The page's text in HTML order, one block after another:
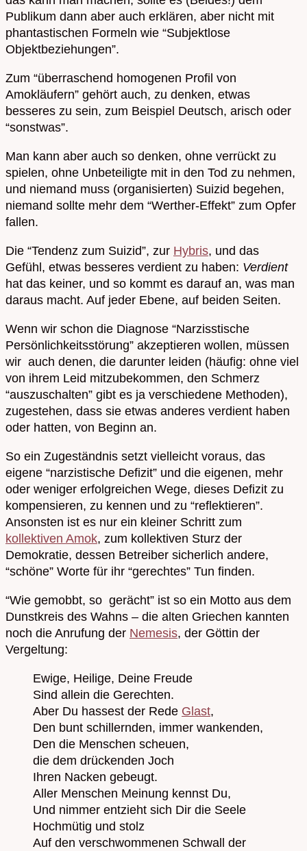
Publikum dann aber auch erklären, aber nicht mit
phantastischen Formeln wie “Subjektlose
Objektbeziehungen”.
Zum “überraschend homogenen Profil von
Amokläufern” gehört auch, zu denken, etwas
besseres zu sein, zum Beispiel Deutsch, arisch oder
“sonstwas”.
Man kann aber auch so denken, ohne verrückt zu
spielen, ohne Unbeteiligte mit in den Tod zu nehmen,
und niemand muss (organisierten) Suizid begehen,
niemand sollte mehr dem “Werther-Effekt” zum Opfer
fallen.
Die “Tendenz zum Suizid”, zur Hybris, und das
Gefühl, etwas besseres verdient zu haben: Verdient
hat das keiner, und so kommt es darauf an, was man
daraus macht. Auf jeder Ebene, auf beiden Seiten.
Wenn wir schon die Diagnose “Narzisstische
Persönlichkeitsstörung” akzeptieren wollen, müssen
wir auch denen, die darunter leiden (häufig: ohne viel
von ihrem Leid mitzubekommen, den Schmerz
“auszuschalten” gibt es ja verschiedene Methoden),
zugestehen, dass sie etwas anderes verdient haben
oder hatten, von Beginn an.
So ein Zugeständnis setzt vielleicht voraus, das
eigene “narzistische Defizit” und die eigenen, mehr
oder weniger erfolgreichen Wege, dieses Defizit zu
kompensieren, zu kennen und zu “reflektieren”.
Ansonsten ist es nur ein kleiner Schritt zum
kollektiven Amok, zum kollektiven Sturz der
Demokratie, dessen Betreiber sicherlich andere,
“schöne” Worte für ihr “gerechtes” Tun finden.
“Wie gemobbt, so gerächt” ist so ein Motto aus dem
Dunstkreis des Wahns – die alten Griechen kannten
noch die Anrufung der Nemesis, der Göttin der
Vergeltung:
Ewige, Heilige, Deine Freude
Sind allein die Gerechten.
Aber Du hassest der Rede Glast,
Den bunt schillernden, immer wankenden,
Den die Menschen scheuen,
die dem drückenden Joch
Ihren Nacken gebeugt.
Aller Menschen Meinung kennst Du,
Und nimmer entzieht sich Dir die Seele
Hochmütig und stolz
Auf den verschwommenen Schwall der